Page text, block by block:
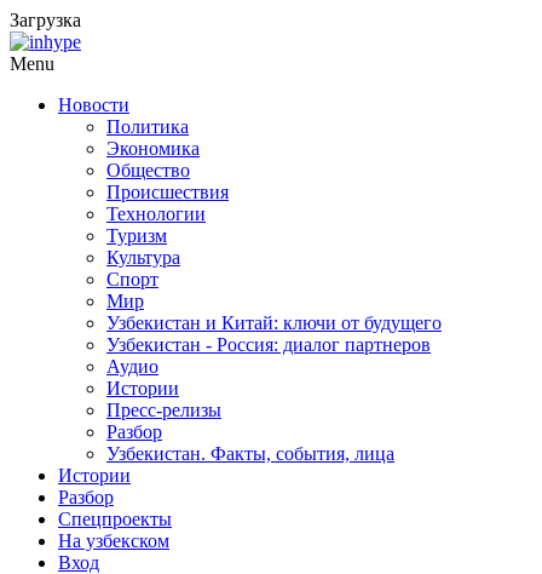
Загрузка
Menu
Новости
Политика
Экономика
Общество
Происшествия
Технологии
Туризм
Культура
Спорт
Мир
Узбекистан и Китай: ключи от будущего
Узбекистан - Россия: диалог партнеров
Аудио
Истории
Пресс-релизы
Разбор
Узбекистан. Факты, события, лица
Истории
Разбор
Спецпроекты
На узбекском
Вход